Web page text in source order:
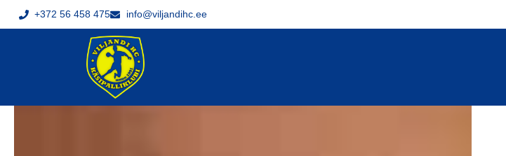
+372 56 458 475 info@viljandihc.ee